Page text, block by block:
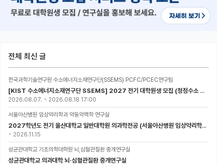
전체 최신 글
한국과학기술연구원 수소에너지소재연구단(SSEMS) PCFC/PCEC연구팀
[KIST 수소에너지소재연구단 SSEMS] 2027 전기 대학원생 모집 (청정수소 생산/활용을 위한 프로톤 세라믹 전지)
2026.08.07. ~ 2026.08.18 17:00
서울아산병원 임상약리학과 약동약력학 연구실
2027학년도 전기 울산대학교 일반대학원 의과학전공 (서울아산병원 임상약리학과 약동약력학 연구실) 대학원생 모집공고
~ 2026.11.15
성균관대학교 기초의학대학원 뇌,심혈관질환 중개연구실
성균관대학교 의과대학 뇌·심혈관질환 중개연구실